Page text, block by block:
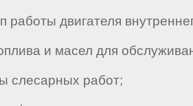
двигателя
и масел для
работ;